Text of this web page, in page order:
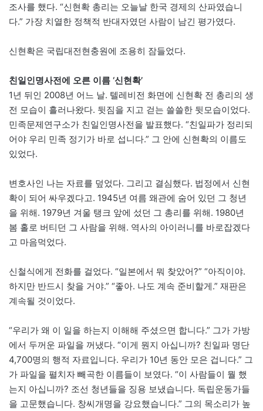
조사를 했다. “신현확 총리는 오늘날 한국 경제의 산파였습니
다.” 가장 치열한 정책적 반대자였던 사람이 남긴 평가였다.
신현확은 국립대전현충원에 조용히 잠들었다.
친일인명사전에 오른 이름 ‘신현확’
1년 뒤인 2008년 어느 날. 텔레비전 화면에 신현확 전 총리의 생
전 모습이 흘러나왔다. 뒷짐을 지고 걷는 쓸쓸한 뒷모습이었다.
민족문제연구소가 친일인명사전을 발표했다. “친일파가 정리되
어야 우리 민족 정기가 바로 섭니다.” 그 안에 신현확의 이름도
있었다.
변호사인 나는 자료를 덮었다. 그리고 결심했다. 법정에서 신현
확이 되어 싸우겠다고. 1945년 여름 왜관에 숨어 있던 그 청년
을 위해. 1979년 겨울 탱크 앞에 섰던 그 총리를 위해. 1980년
봄 홀로 버티던 그 사람을 위해. 역사의 아이러니를 바로잡겠다
고 마음먹었다.
신철식에게 전화를 걸었다. “일본에서 뭐 찾았어?” “아직이야.
하지만 반드시 찾을 거야.” “좋아. 나도 계속 준비할게.” 재판은
계속될 것이었다.
“우리가 왜 이 일을 하는지 이해해 주셨으면 합니다.” 그가 가방
에서 두꺼운 파일을 꺼냈다. “이게 뭔지 아십니까? 친일파 명단
4,700명의 행적 자료입니다. 우리가 10년 동안 모은 겁니다.” 그
가 파일을 펼치자 빼곡한 이름들이 보였다. “이 사람들이 뭘 했
는지 아십니까? 조선 청년들을 징용 보냈습니다. 독립운동가들
을 고문했습니다. 창씨개명을 강요했습니다.” 그의 목소리가 높